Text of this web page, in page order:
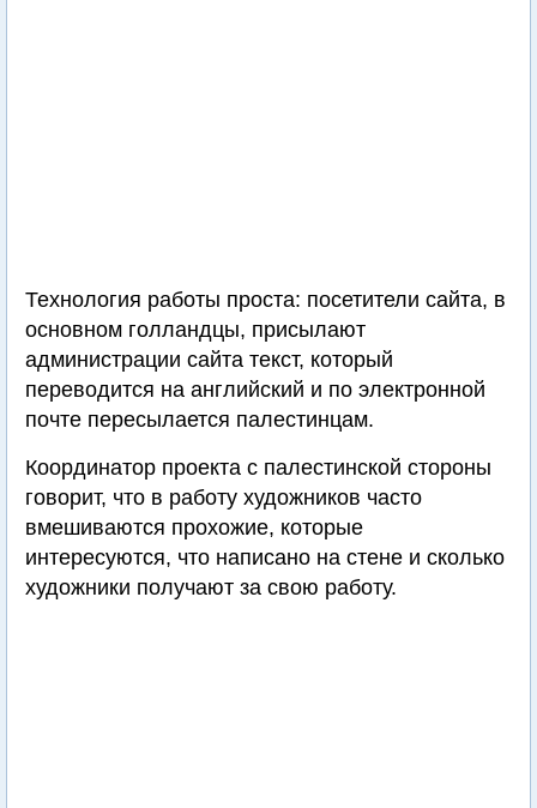
Технология работы проста: посетители сайта, в
основном голландцы, присылают
администрации сайта текст, который
переводится на английский и по электронной
почте пересылается палестинцам.
Координатор проекта с палестинской стороны
говорит, что в работу художников часто
вмешиваются прохожие, которые
интересуются, что написано на стене и сколько
художники получают за свою работу.